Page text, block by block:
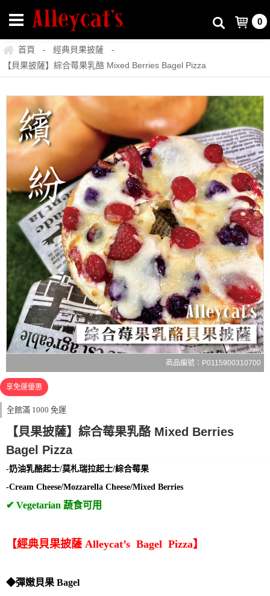
0
首頁 - 經典貝果披薩 -
【貝果披薩】綜合莓果乳酪 Mixed Berries Bagel Pizza
商品編號：P0115900310700
享免運優惠
全館滿 1000 免運
【貝果披薩】綜合莓果乳酪 Mixed Berries
Bagel Pizza
-奶油乳酪起士/莫札瑞拉起士/綜合莓果
-Cream Cheese/Mozzarella Cheese/Mixed Berries
✔ Vegetarian 蔬食可用
【經典貝果披薩 Alleycat’s Bagel Pizza】
◆彈嫩貝果 Bagel